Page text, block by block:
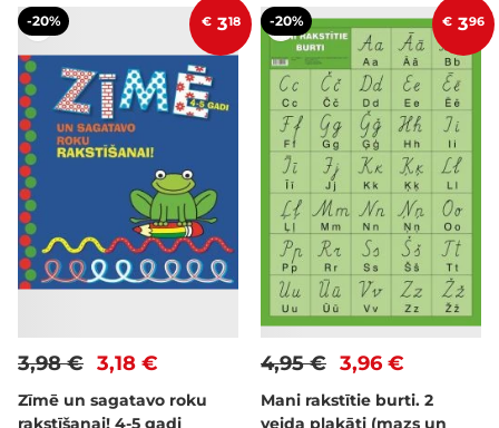
-20% € 318
3,18 €
3,98 €
Zīmē un sagatavo roku
rakstīšanai! 4-5 gadi
-20% € 396
3,96 €
4,95 €
Mani rakstītie burti. 2
veida plakāti (mazs un